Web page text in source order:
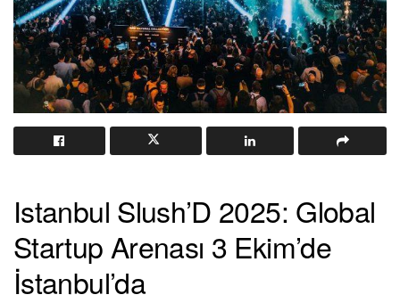
Istanbul Slush’D 2025: Global
Startup Arenası 3 Ekim’de
İstanbul’da